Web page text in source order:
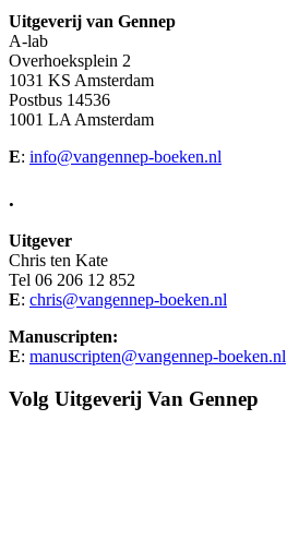
Uitgeverij van Gennep
A-lab
Overhoeksplein 2
1031 KS Amsterdam
Postbus 14536
1001 LA Amsterdam
E: info@vangennep-boeken.nl
.
Uitgever
Chris ten Kate
Tel 06 206 12 852
E: chris@vangennep-boeken.nl
Manuscripten:
E: manuscripten@vangennep-boeken.nl
Volg Uitgeverij Van Gennep